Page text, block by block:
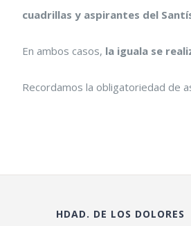
cuadrillas y aspirantes del
En ambos casos, la iguala se
Recordamos la obligatoriedad de
HDAD. DE LOS DOLORES